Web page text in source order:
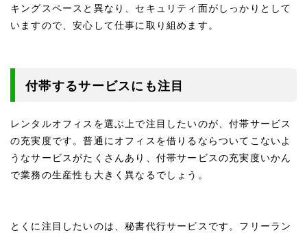
キングスペースと異なり、セキュリティ面がしっかりとして
いますので、安心して仕事に取り組めます。
付帯するサービスにも注目
レンタルオフィスを選ぶ上で注目したいのが、付帯サービス
の充実度です。普通にオフィスを借りるならついてこないよ
うなサービスがたくさんあり、付帯サービスの充実度いかん
で業務の生産性も大きく異なるでしょう。
とくに注目したいのは、秘書代行サービスです。フリーラン